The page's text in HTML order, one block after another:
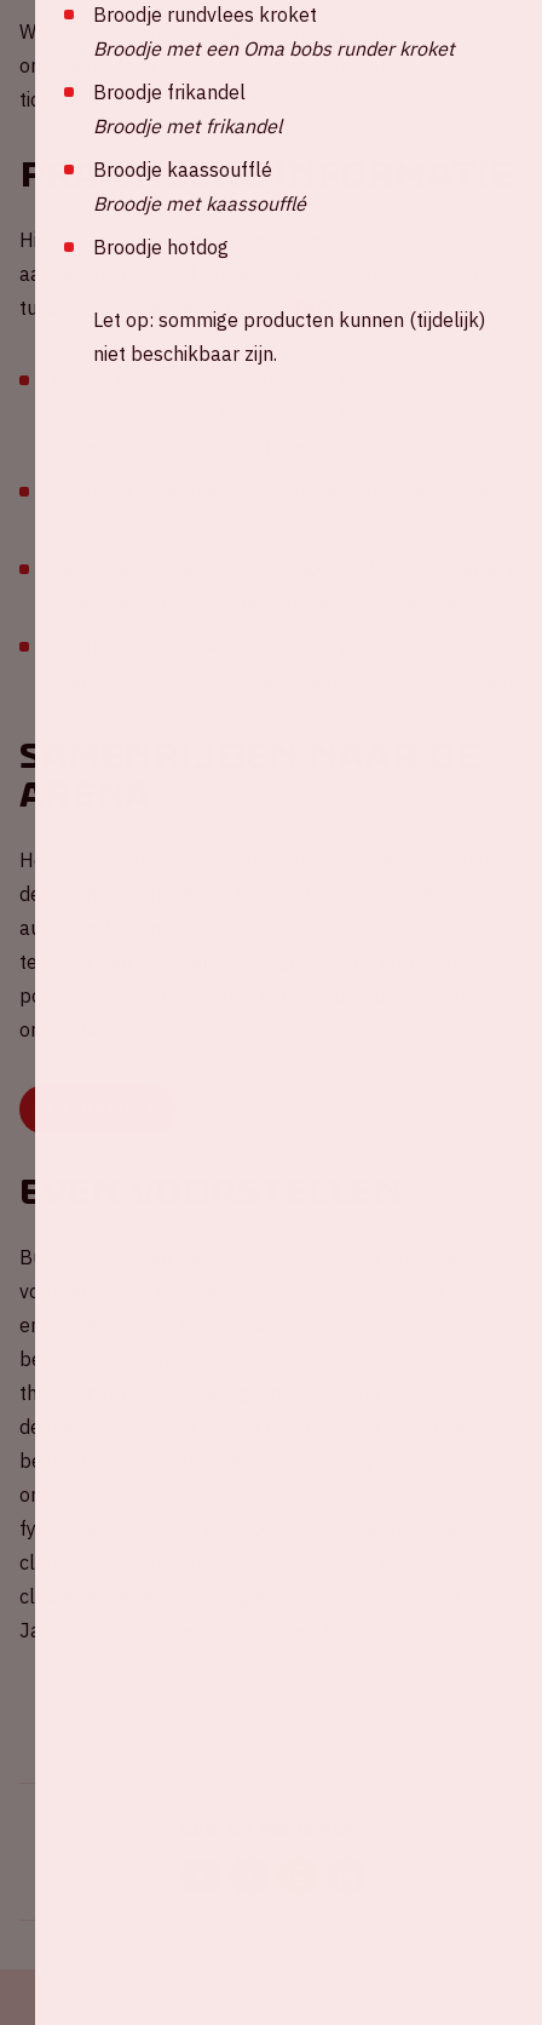
Wil jij deze oefenwedstrijd van Ajax niet missen? Houd
onze website in de gaten voor de start van de
ticketverkoop.
Praktische informatie
Hieronder vind je praktische informatie over je bezoek
aan de Johan Cruijff ArenA. Heb je een vraag die hier niet
tussenstaat? Bezoek dan onze
FAQ
Samenrijden naar de
ArenA
Help mee met het reduceren van CO2-uitstoot rondom
de oefenwedstrijd Ajax - Burnley! Deel jouw lege
autostoel(en) met andere fans of kies een rit uit om mee
te rijden. Samen rijden is veel gezelliger, beter voor je
portemonnee én natuurlijk het milieu. Druk snel op
onderstaande knop.
Even voorstellen
Burnley FC is een traditionele club uit het Engelse
voetbal en een herkenbare naam in de Premier League
en Championship. De club werd opgericht in 1882 en
behoort de oudste profclubs van Engeland. De
thuiswedstrijden worden gespeeld op Turf Moor, een van
de meest authentieke stadions in het land, waar de sfeer
bekend staat als intens en puur. Burnley staat bekend
om zijn vechtlust en teamdiscipline, met een directe en
fysieke speelstijl die goed past bij het karakter van de
club. Door de jaren heen brachten verschillende
clublegendes er hun hoogtepunt, onder wie Brian O’Neil,
Jay Rodríguez en recenter James Tarkowski.
Broodje rundvlees kroket
Broodje met een Oma bobs runder kroket
Broodje frikandel
Broodje met frikandel
Broodje kaassoufflé
Broodje met kaassoufflé
Broodje hotdog
Let op: sommige producten kunnen (tijdelijk)
niet beschikbaar zijn.